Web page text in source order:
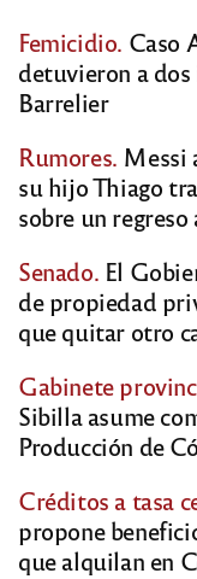
Femicidio. Caso
detuvieron a
Barrelier
Rumores. Messi
su hijo Thiago
sobre un regreso
Senado. El
de propiedad
que quitar otro
Gabinete
Sibilla asume
Producción de
Créditos a tasa
propone
que alquilan en